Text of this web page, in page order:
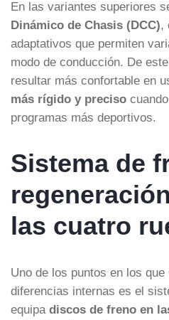
En las variantes superiores
Dinámico de Chasis (DCC),
adaptativos que permiten
modo de conducción. De
resultar más confortable en
más rígido y preciso
programas más deportivos.
Sistema de
las cuatro
Uno de los puntos en los
diferencias internas es el
equipa discos de freno en